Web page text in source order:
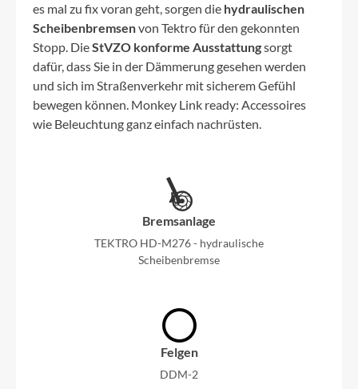
es mal zu fix voran geht, sorgen die hydraulischen
Scheibenbremsenvon Tektro für den gekonnten
Stopp. DieStVZO konforme Ausstattungsorgt
dafür, dass Sie in der Dämmerung gesehen werden
und sich im Straßenverkehr mit sicherem Gefühl
bewegen können. Monkey Link ready: Accessoires
wie Beleuchtung ganz einfach nachrüsten.
Bremsanlage
TEKTRO HD-M276 - hydraulische
Scheibenbremse
Felgen
DDM-2